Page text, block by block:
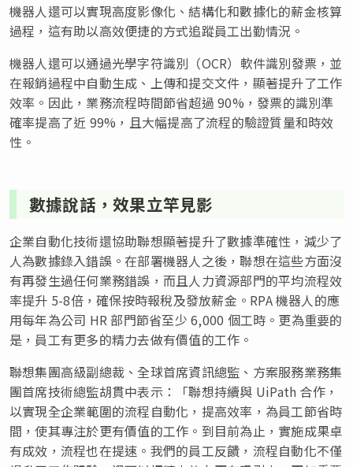
機器人還可以實現高度影像化、結構化和數據化的薪金核算
過程，這有助以高效便捷的方式追蹤員工出勤情況。
機器人還可以通過光學字符識別（OCR）軟件識別發票，並
在報銷過程中自動生成、上傳和提交文件，顯著提升了工作
效率。因此，業務流程時間節省超過 90%，發票的識別準
確率提高了近 99%，且大幅提高了流程的驗證質量和時效
性。
數據說話，效果立竿見影
企業自動化技術還協助聯想顯著提升了數據準確性，減少了
人為數據錄入錯誤。在部署機器人之後，聯想在這些方面沒
有再發生過任何業務錯誤，而且人力資源部門的平均流程效
率提升 5-8倍，確保按時報稅及發放薪金。RPA 機器人的應
用每年為公司 HR 部門節省至少 6,000 個工時。更為重要的
是，員工有更多的精力去做有價值的工作。
聯想集團高級副總裁、全球首席資訊總監、方案服務業務集
團首席技術總監胡貫中表示：「聯想持續與 UiPath 合作，
以實現全企業範圍的流程自動化，提高效率，為員工節省時
間，使其專注於更有價值的工作。到目前為止，實施成果卓
有成效，流程也在提速。我們的員工反饋，流程自動化不僅